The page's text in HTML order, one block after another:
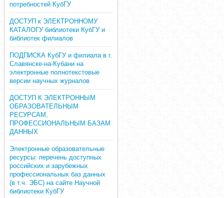
потребностей КубГУ
ДОСТУП к ЭЛЕКТРОННОМУ
КАТАЛОГУ библиотеки КубГУ и
библиотек филиалов
ПОДПИСКА КубГУ и филиала в г.
Славянске-на-Кубани на
электронные полнотекстовые
версии научных журналов
ДОСТУП К ЭЛЕКТРОННЫМ
ОБРАЗОВАТЕЛЬНЫМ
РЕСУРСАМ,
ПРОФЕССИОНАЛЬНЫМ БАЗАМ
ДАННЫХ
Электронные образовательные
ресурсы: перечень доступных
российских и зарубежных
профессиональных баз данных
(в т.ч. ЭБС) на сайте Научной
библиотеки КубГУ